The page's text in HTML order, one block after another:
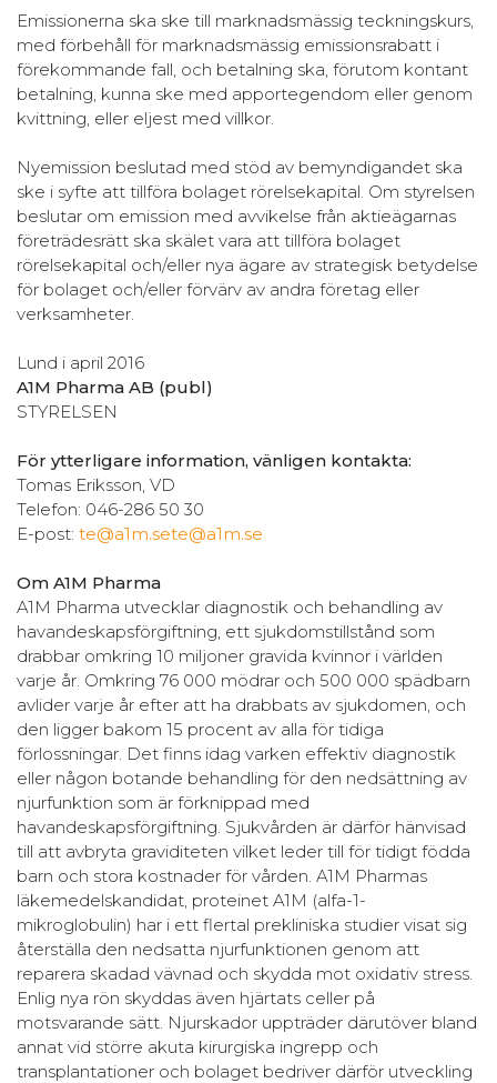
Emissionerna ska ske till marknadsmässig teckningskurs,
med förbehåll för marknadsmässig emissionsrabatt i
förekommande fall, och betalning ska, förutom kontant
betalning, kunna ske med apportegendom eller genom
kvittning, eller eljest med villkor.
Nyemission beslutad med stöd av bemyndigandet ska
ske i syfte att tillföra bolaget rörelsekapital. Om styrelsen
beslutar om emission med avvikelse från aktieägarnas
företrädesrätt ska skälet vara att tillföra bolaget
rörelsekapital och/eller nya ägare av strategisk betydelse
för bolaget och/eller förvärv av andra företag eller
verksamheter.
Lund i april 2016
A1M Pharma AB (publ)
STYRELSEN
För ytterligare information, vänligen kontakta:
Tomas Eriksson, VD
Telefon: 046-286 50 30
E-post: te@a1m.sete@a1m.se
Om A1M Pharma
A1M Pharma utvecklar diagnostik och behandling av
havandeskapsförgiftning, ett sjukdomstillstånd som
drabbar omkring 10 miljoner gravida kvinnor i världen
varje år. Omkring 76 000 mödrar och 500 000 spädbarn
avlider varje år efter att ha drabbats av sjukdomen, och
den ligger bakom 15 procent av alla för tidiga
förlossningar. Det finns idag varken effektiv diagnostik
eller någon botande behandling för den nedsättning av
njurfunktion som är förknippad med
havandeskapsförgiftning. Sjukvården är därför hänvisad
till att avbryta graviditeten vilket leder till för tidigt födda
barn och stora kostnader för vården. A1M Pharmas
läkemedelskandidat, proteinet A1M (alfa-1-
mikroglobulin) har i ett flertal prekliniska studier visat sig
återställa den nedsatta njurfunktionen genom att
reparera skadad vävnad och skydda mot oxidativ stress.
Enlig nya rön skyddas även hjärtats celler på
motsvarande sätt. Njurskador uppträder därutöver bland
annat vid större akuta kirurgiska ingrepp och
transplantationer och bolaget bedriver därför utveckling